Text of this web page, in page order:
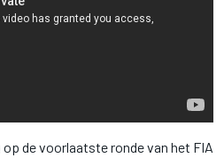
de voorlaatste ronde van het FIA